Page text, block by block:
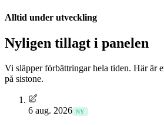
Alltid under utveckling
Nyligen tillagt i panelen
Vi släpper förbättringar hela tiden. Här är
på sistone.
6 aug. 2026 NY